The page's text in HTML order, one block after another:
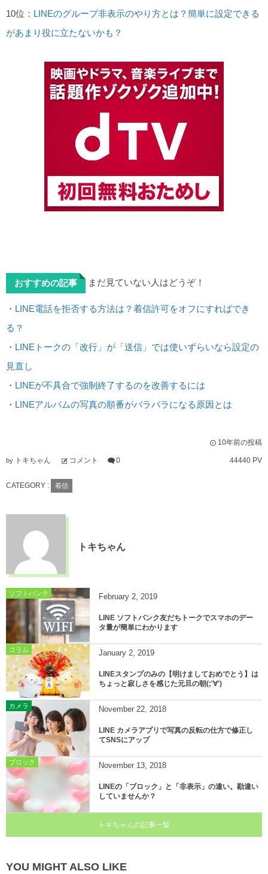
10位： LINEのグループ非表示のやり方とは？簡単に設定できる
があまり役に立たないかも？
おすすめの記事 まだ見ていない人はどうぞ！
・ LINE電話を拒否する方法は？着信許可をオフにすればでき
る？
・ LINEトークの「改行」が「送信」では使いずらいなら設定の
見直し
・ LINEが不具合で強制終了するのを改善するには
・ LINEアルバムの写真の順番がバラバラになる原因とは
10年前の投稿
by トキちゃん コメント 0 44440 PV
CATEGORY : 着信
トキちゃん
ソフトバンク February 2, 2019
LINE ソフトバンク友だちトークでスマホのデー
タ量が簡単にわかります
コラム January 2, 2019
LINEスタンプのみの【明けましておめでとう】は
ちょっと寂しさを感じた元旦の朝(;'∀')
カメラ November 22, 2018
LINE カメラアプリで写真の反転の仕方で修正し
てSNSにアップ
ブロック November 13, 2018
LINEの「ブロック」と「非表示」の違い。勘違い
していませんか？
トキちゃんの記事一覧
YOU MIGHT ALSO LIKE